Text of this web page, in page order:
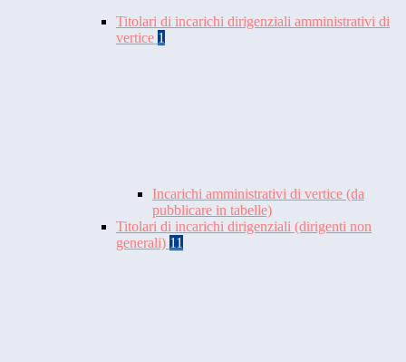
Titolari di incarichi dirigenziali amministrativi di
vertice 1
Incarichi amministrativi di vertice (da
pubblicare in tabelle)
Titolari di incarichi dirigenziali (dirigenti non
generali) 11